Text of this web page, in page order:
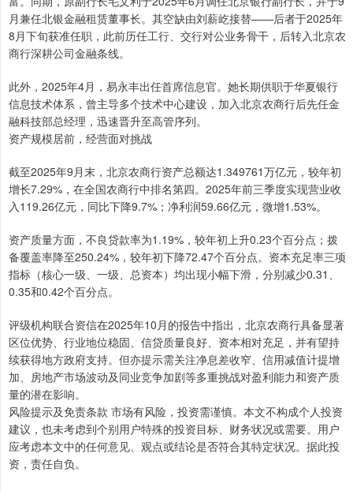
月兼任北银金融租赁董事长。其空缺由刘薪屹接替——后者于2025年
8月下旬获准任职，此前历任工行、交行对公业务骨干，后转入北京农
商行深耕公司金融条线。
此外，2025年4月，易永丰出任首席信息官。她长期供职于华夏银行
信息技术体系，曾主导多个技术中心建设，加入北京农商行后先任金
融科技部总经理，迅速晋升至高管序列。
资产规模居前，经营面对挑战
截至2025年9月末，北京农商行资产总额达1.349761万亿元，较年初
增长7.29%，在全国农商行中排名第四。2025年前三季度实现营业收
入119.26亿元，同比下降9.7%；净利润59.66亿元，微增1.53%。
资产质量方面，不良贷款率为1.19%，较年初上升0.23个百分点；拨
备覆盖率降至250.24%，较年初下降72.47个百分点。资本充足率三项
指标（核心一级、一级、总资本）均出现小幅下滑，分别减少0.31、
0.35和0.42个百分点。
评级机构联合资信在2025年10月的报告中指出，北京农商行具备显著
区位优势、行业地位稳固、信贷质量良好、资本相对充足，并有望持
续获得地方政府支持。但亦提示需关注净息差收窄、信用减值计提增
加、房地产市场波动及同业竞争加剧等多重挑战对盈利能力和资产质
量的潜在影响。
风险提示及免责条款 市场有风险，投资需谨慎。本文不构成个人投资
建议，也未考虑到个别用户特殊的投资目标、财务状况或需要。用户
应考虑本文中的任何意见、观点或结论是否符合其特定状况。据此投
资，责任自负。